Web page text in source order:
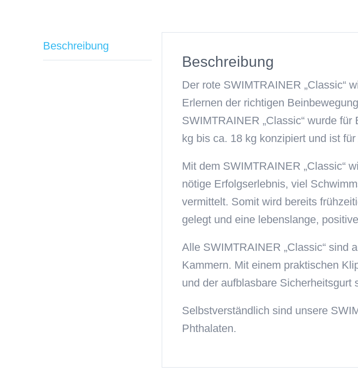
Beschreibung
Beschreibung
Der rote SWIMTRAINER „Classic“
Erlernen der richtigen
SWIMTRAINER „Classic“ wurde
kg bis ca. 18 kg konzipiert und ist
Mit dem SWIMTRAINER „Classic“
nötige Erfolgserlebnis, viel
vermittelt. Somit wird bereits
gelegt und eine lebenslange,
Alle SWIMTRAINER „Classic“ sind
Kammern. Mit einem praktischen
und der aufblasbare Sicherheitsgurt
Selbstverständlich sind unsere
Phthalaten.